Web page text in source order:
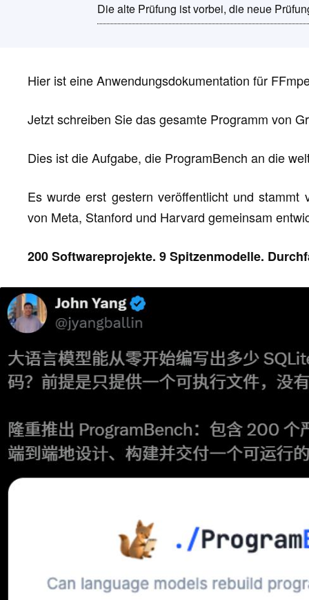
Die alte Prüfung ist vorbei, die neue
Hier ist eine Anwendungsdokumentation für
Jetzt schreiben Sie das gesamte Programm von
Dies ist die Aufgabe, die ProgramBench an die
Es wurde erst gestern veröffentlicht und
von Meta, Stanford und Harvard gemeinsam
200 Softwareprojekte. 9 Spitzenmodelle.